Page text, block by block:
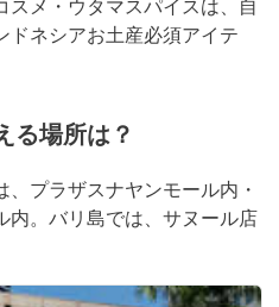
スメ・ウタマスパイスは、自
ドネシアお土産必須アイテ
る場所は？
プラザスナヤンモール内・
内。バリ島では、サヌール店